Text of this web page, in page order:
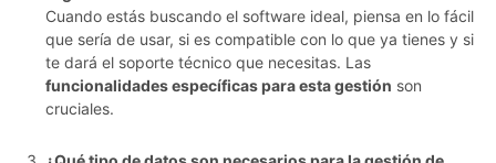
Cuando estás buscando el software ideal, piensa en lo fácil
que sería de usar, si es compatible con lo que ya tienes y si
te dará el soporte técnico que necesitas. Las
funcionalidades específicas para esta gestión son
cruciales.